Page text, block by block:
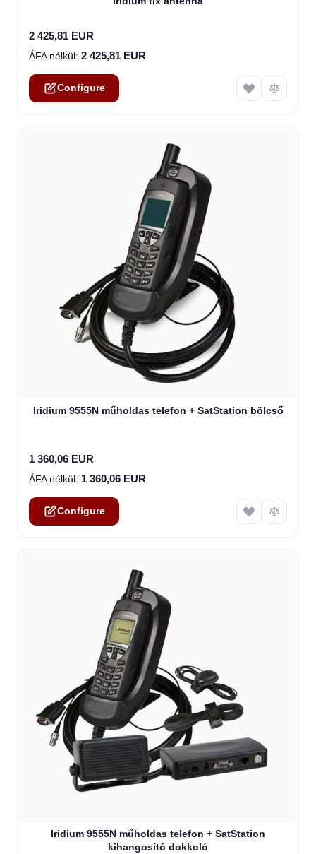
2 425,81 EUR
2 425,81 EUR
Configure
Iridium 9555N műholdas telefon + SatStation bölcső
The price depends on the options chosen on the product
1 360,06 EUR
1 360,06 EUR
Configure
Iridium 9555N műholdas telefon + SatStation
kihangosító dokkoló
The price depends on the options chosen on the product